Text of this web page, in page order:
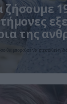
της
θα μπορούσε να επεκταθεί η